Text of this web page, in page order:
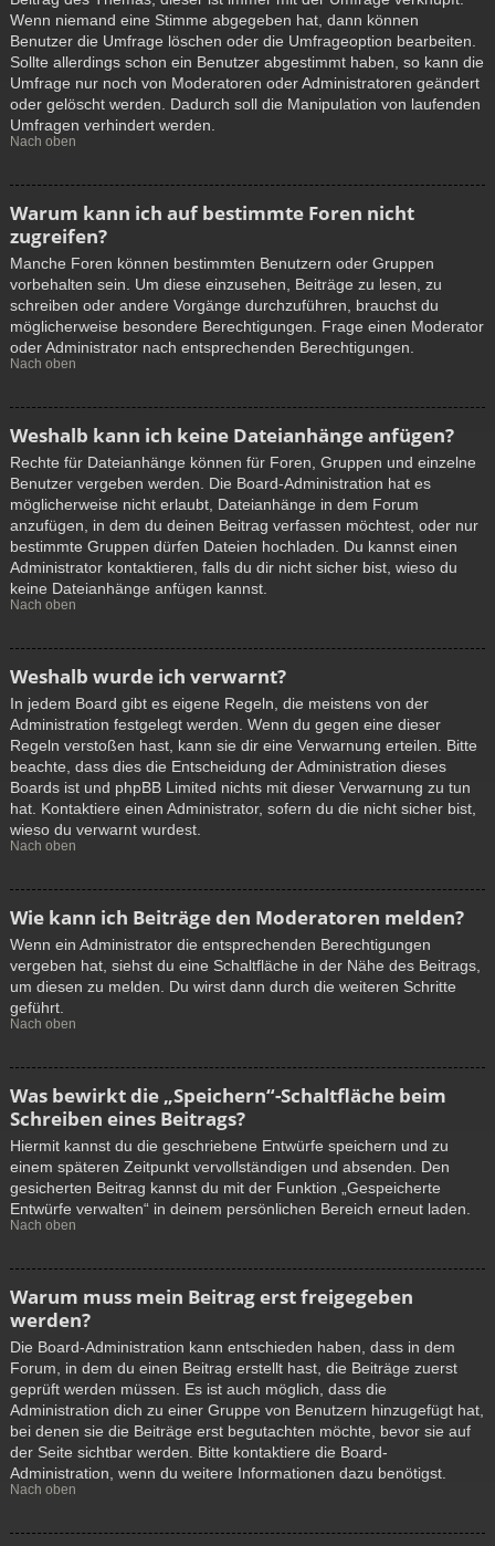
Wenn niemand eine Stimme abgegeben hat, dann können
Benutzer die Umfrage löschen oder die Umfrageoption bearbeiten.
Sollte allerdings schon ein Benutzer abgestimmt haben, so kann die
Umfrage nur noch von Moderatoren oder Administratoren geändert
oder gelöscht werden. Dadurch soll die Manipulation von laufenden
Umfragen verhindert werden.
Nach oben
Warum kann ich auf bestimmte Foren nicht
zugreifen?
Manche Foren können bestimmten Benutzern oder Gruppen
vorbehalten sein. Um diese einzusehen, Beiträge zu lesen, zu
schreiben oder andere Vorgänge durchzuführen, brauchst du
möglicherweise besondere Berechtigungen. Frage einen Moderator
oder Administrator nach entsprechenden Berechtigungen.
Nach oben
Weshalb kann ich keine Dateianhänge anfügen?
Rechte für Dateianhänge können für Foren, Gruppen und einzelne
Benutzer vergeben werden. Die Board-Administration hat es
möglicherweise nicht erlaubt, Dateianhänge in dem Forum
anzufügen, in dem du deinen Beitrag verfassen möchtest, oder nur
bestimmte Gruppen dürfen Dateien hochladen. Du kannst einen
Administrator kontaktieren, falls du dir nicht sicher bist, wieso du
keine Dateianhänge anfügen kannst.
Nach oben
Weshalb wurde ich verwarnt?
In jedem Board gibt es eigene Regeln, die meistens von der
Administration festgelegt werden. Wenn du gegen eine dieser
Regeln verstoßen hast, kann sie dir eine Verwarnung erteilen. Bitte
beachte, dass dies die Entscheidung der Administration dieses
Boards ist und phpBB Limited nichts mit dieser Verwarnung zu tun
hat. Kontaktiere einen Administrator, sofern du die nicht sicher bist,
wieso du verwarnt wurdest.
Nach oben
Wie kann ich Beiträge den Moderatoren melden?
Wenn ein Administrator die entsprechenden Berechtigungen
vergeben hat, siehst du eine Schaltfläche in der Nähe des Beitrags,
um diesen zu melden. Du wirst dann durch die weiteren Schritte
geführt.
Nach oben
Was bewirkt die „Speichern“-Schaltfläche beim
Schreiben eines Beitrags?
Hiermit kannst du die geschriebene Entwürfe speichern und zu
einem späteren Zeitpunkt vervollständigen und absenden. Den
gesicherten Beitrag kannst du mit der Funktion „Gespeicherte
Entwürfe verwalten“ in deinem persönlichen Bereich erneut laden.
Nach oben
Warum muss mein Beitrag erst freigegeben
werden?
Die Board-Administration kann entschieden haben, dass in dem
Forum, in dem du einen Beitrag erstellt hast, die Beiträge zuerst
geprüft werden müssen. Es ist auch möglich, dass die
Administration dich zu einer Gruppe von Benutzern hinzugefügt hat,
bei denen sie die Beiträge erst begutachten möchte, bevor sie auf
der Seite sichtbar werden. Bitte kontaktiere die Board-
Administration, wenn du weitere Informationen dazu benötigst.
Nach oben